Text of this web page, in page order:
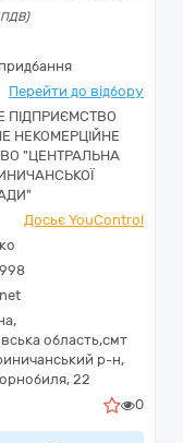
ПДВ)
Перейти до відбору
ПІДПРИЄМСТВО
НЕКОМЕРЦІЙНЕ
"ЦЕНТРАЛЬНА
Досьє YouControl
,
область,смт
р-н,
22
0